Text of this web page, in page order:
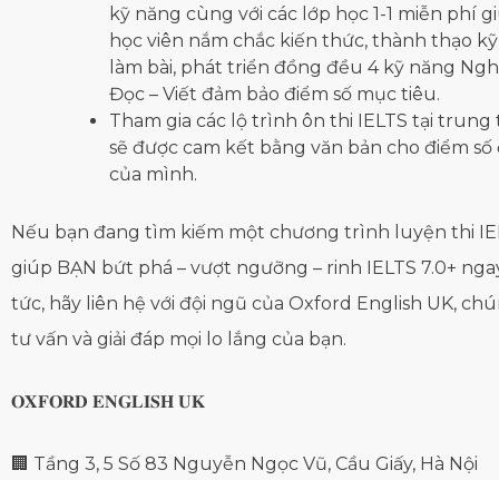
kỹ năng cùng với các lớp học 1-1 miễn phí
học viên nắm chắc kiến thức, thành thạo
làm bài, phát triển đồng đều 4 kỹ năng
Đọc – Viết đảm bảo điểm số mục tiêu.
Tham gia các lộ trình ôn thi IELTS tại trung
sẽ được cam kết bằng văn bản cho điểm số
của mình.
Nếu bạn đang tìm kiếm một chương trình luyện thi
giúp BẠN bứt phá – vượt ngưỡng – rinh IELTS 7.0+
tức, hãy liên hệ với đội ngũ của Oxford English UK,
tư vấn và giải đáp mọi lo lắng của bạn.
𝐎𝐗𝐅𝐎𝐑𝐃 𝐄𝐍𝐆𝐋𝐈𝐒𝐇 𝐔𝐊
🏢 Tầng 3, 5 Số 83 Nguyễn Ngọc Vũ, Cầu Giấy, Hà Nội